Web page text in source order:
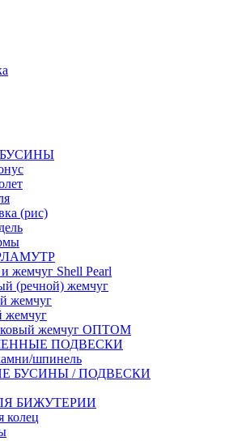
(рис)
жемчуг Shell Pearl
(речной) жемчуг
жемчуг
жемчуг
жемчуг ОПТОМ
ПОДВЕСКИ
шпинель
БУСИНЫ / ПОДВЕСКИ
БИЖУТЕРИИ
колец